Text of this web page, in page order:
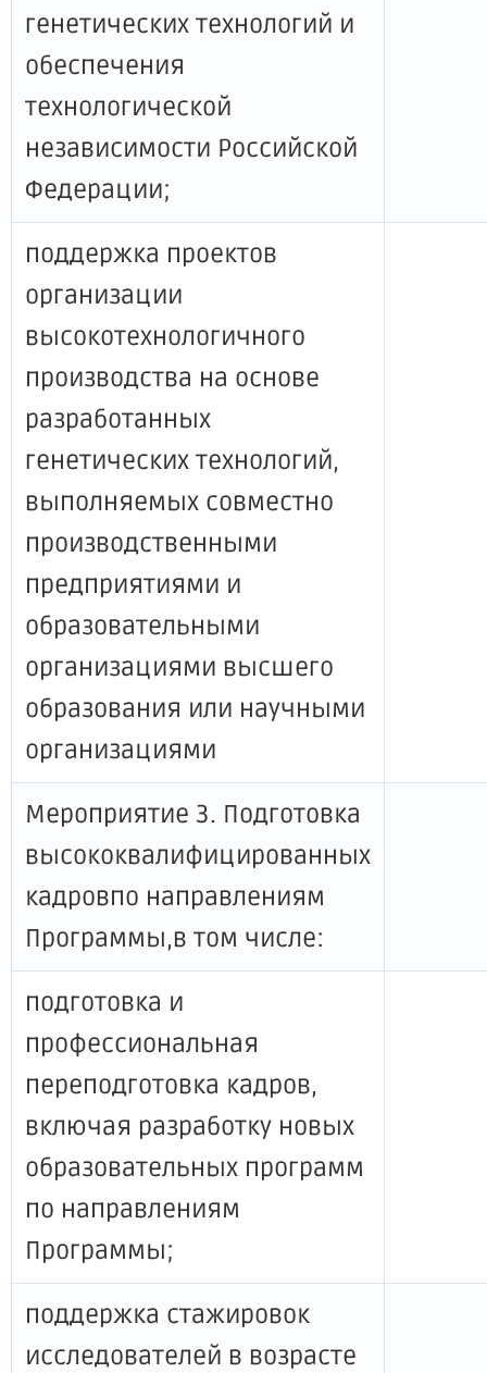
генетических технологий и
обеспечения
технологической
независимости Российской
Федерации;
поддержка проектов
организации
высокотехнологичного
производства на основе
разработанных
генетических технологий,
выполняемых совместно
производственными
предприятиями и
образовательными
организациями высшего
образования или научными
организациями
Мероприятие 3. Подготовка
высококвалифицированных
кадровпо направлениям
Программы,в том числе:
подготовка и
профессиональная
переподготовка кадров,
включая разработку новых
образовательных программ
по направлениям
Программы;
поддержка стажировок
исследователей в возрасте